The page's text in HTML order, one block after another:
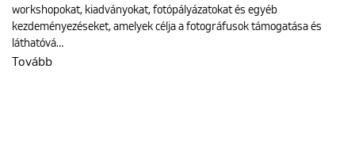
workshopokat, kiadványokat, fotópályázatokat és egyéb
kezdeményezéseket, amelyek célja a fotográfusok támogatása és
láthatóvá…
Tovább